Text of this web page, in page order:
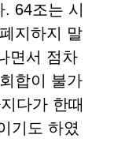
64조는 시
지하지 말
면서 점차
합이 불가
다가 한때
기도 하였